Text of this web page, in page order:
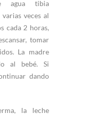
agua tibia
veces al
cada 2 horas,
tomar
La madre
al bebé. Si
dando
la leche